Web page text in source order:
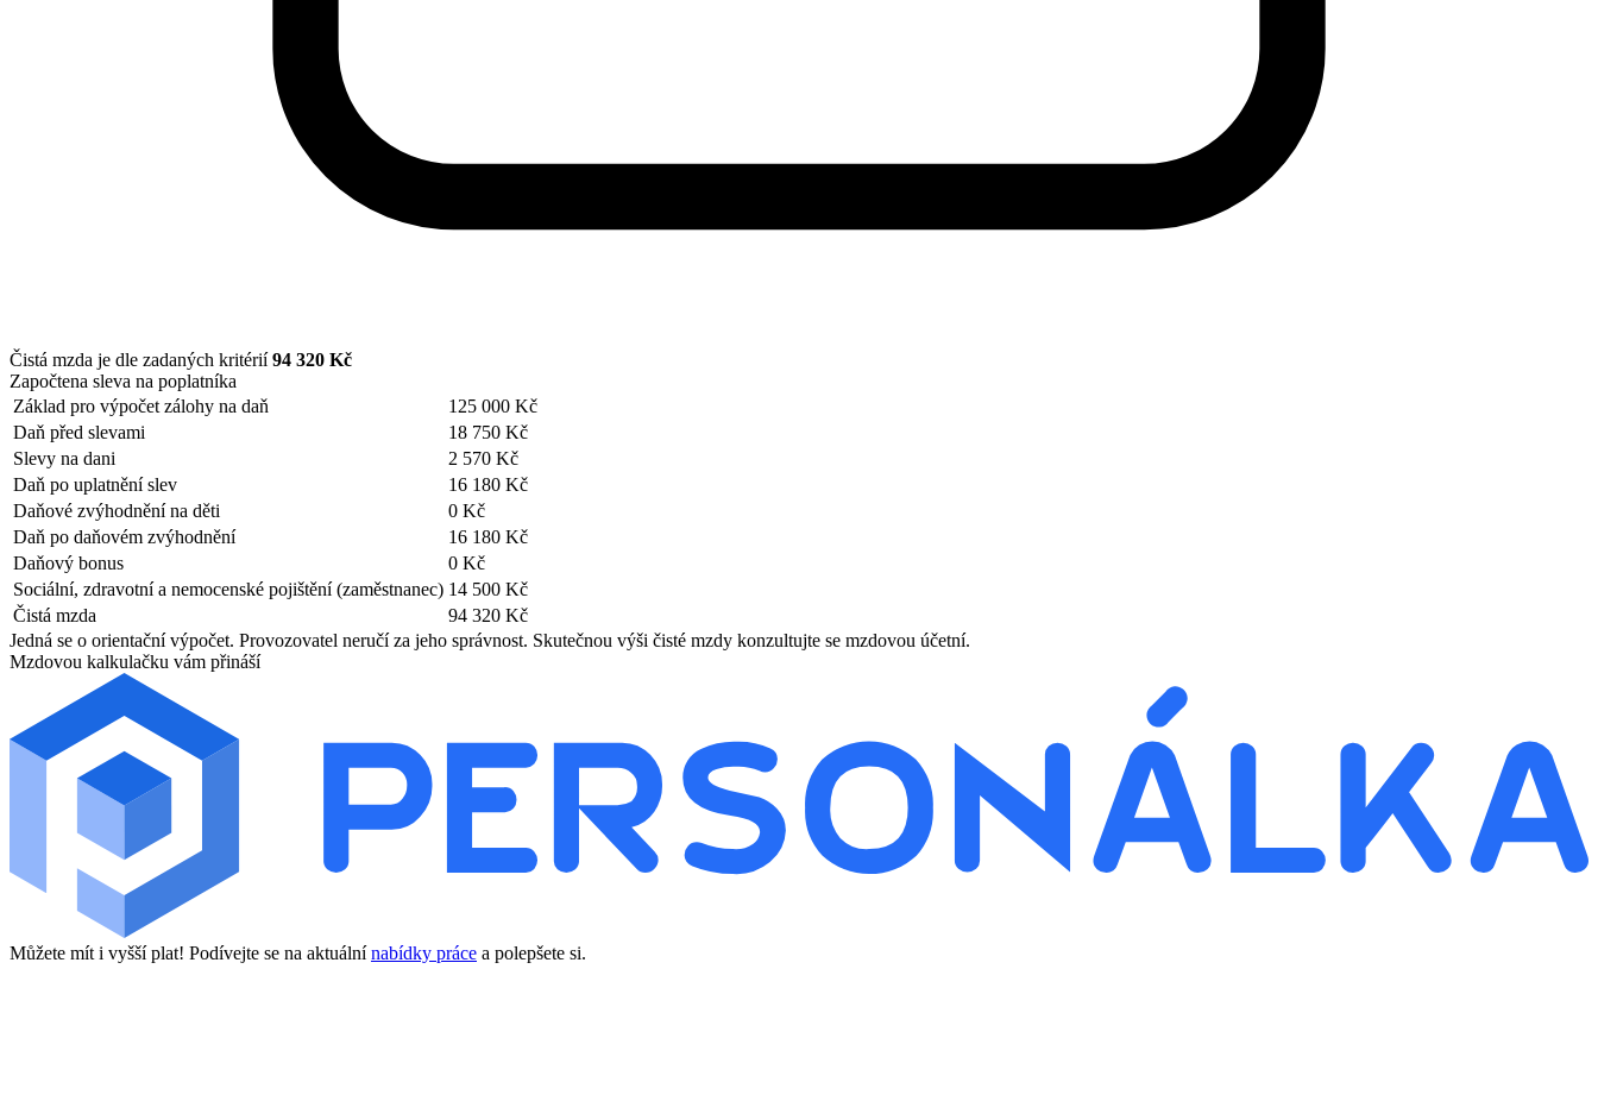
Čistá mzda je dle zadaných kritérií94 320 Kč
Započtena sleva na poplatníka
Základ pro výpočet zálohy na daň
125 000 Kč
Daň před slevami
18 750 Kč
Slevy na dani
2 570 Kč
Daň po uplatnění slev
16 180 Kč
Daňové zvýhodnění na děti
0 Kč
Daň po daňovém zvýhodnění
16 180 Kč
Daňový bonus
0 Kč
Sociální, zdravotní a nemocenské pojištění (zaměstnanec) 14 500 Kč
Čistá mzda
94 320 Kč
Jedná se o orientační výpočet. Provozovatel neručí za jeho správnost. Skutečnou výši čisté mzdy konzultujte se mzdovou účetní.
Mzdovou kalkulačku vám přináší
Můžete mít i vyšší plat! Podívejte se na aktuálnínabídky práce a polepšete si.